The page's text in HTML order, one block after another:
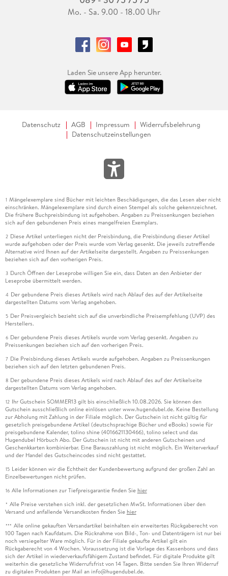
Mo. - Sa. 9.00 - 18.00 Uhr
Laden Sie unsere App herunter.
Datenschutz AGB Impressum
Widerrufsbelehrung
Datenschutzeinstellungen
1 Mängelexemplare sind Bücher mit leichten Beschädigungen, die das Lesen aber nicht
einschränken. Mängelexemplare sind durch einen Stempel als solche gekennzeichnet.
Die frühere Buchpreisbindung ist aufgehoben. Angaben zu Preissenkungen beziehen
sich auf den gebundenen Preis eines mangelfreien Exemplars.
2 Diese Artikel unterliegen nicht der Preisbindung, die Preisbindung dieser Artikel
wurde aufgehoben oder der Preis wurde vom Verlag gesenkt. Die jeweils zutreffende
Alternative wird Ihnen auf der Artikelseite dargestellt. Angaben zu Preissenkungen
beziehen sich auf den vorherigen Preis.
3 Durch Öffnen der Leseprobe willigen Sie ein, dass Daten an den Anbieter der
Leseprobe übermittelt werden.
4 Der gebundene Preis dieses Artikels wird nach Ablauf des auf der Artikelseite
dargestellten Datums vom Verlag angehoben.
5 Der Preisvergleich bezieht sich auf die unverbindliche Preisempfehlung (UVP) des
Herstellers.
6 Der gebundene Preis dieses Artikels wurde vom Verlag gesenkt. Angaben zu
Preissenkungen beziehen sich auf den vorherigen Preis.
7 Die Preisbindung dieses Artikels wurde aufgehoben. Angaben zu Preissenkungen
beziehen sich auf den letzten gebundenen Preis.
8 Der gebundene Preis dieses Artikels wird nach Ablauf des auf der Artikelseite
dargestellten Datums vom Verlag angehoben.
12 Ihr Gutschein SOMMER13 gilt bis einschließlich 10.08.2026. Sie können den
Gutschein ausschließlich online einlösen unter www.hugendubel.de. Keine Bestellung
zur Abholung mit Zahlung in der Filiale möglich. Der Gutschein ist nicht gültig für
gesetzlich preisgebundene Artikel (deutschsprachige Bücher und eBooks) sowie für
preisgebundene Kalender, tolino shine (4016621130466), tolino select und das
Hugendubel Hörbuch Abo. Der Gutschein ist nicht mit anderen Gutscheinen und
Geschenkkarten kombinierbar. Eine Barauszahlung ist nicht möglich. Ein Weiterverkauf
und der Handel des Gutscheincodes sind nicht gestattet.
15 Leider können wir die Echtheit der Kundenbewertung aufgrund der großen Zahl an
Einzelbewertungen nicht prüfen.
16 Alle Informationen zur Tiefpreisgarantie finden Sie hier
* Alle Preise verstehen sich inkl. der gesetzlichen MwSt. Informationen über den
Versand und anfallende Versandkosten finden Sie hier
*** Alle online gekauften Versandartikel beinhalten ein erweitertes Rückgaberecht von
100 Tagen nach Kaufdatum. Die Rücknahme von Bild-, Ton- und Datenträgern ist nur bei
noch versiegelter Ware möglich. Für in der Filiale gekaufte Artikel gilt ein
Rückgaberecht von 4 Wochen. Voraussetzung ist die Vorlage des Kassenbons und dass
sich der Artikel in wiederverkaufsfähigem Zustand befindet. Für digitale Produkte gilt
weiterhin die gesetzliche Widerrufsfrist von 14 Tagen. Bitte senden Sie Ihren Widerruf
zu digitalen Produkten per Mail an info@hugendubel.de.